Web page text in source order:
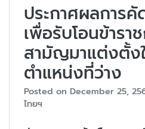
ประกาศผลการ
เพื่อรับโอนข้ารา
สามัญมาแต่งตั้ง
ตำแหน่งที่ว่าง
Posted on December 25,
ไทยฯ